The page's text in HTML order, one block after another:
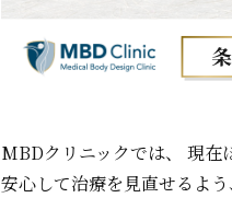
MBDクリニックでは、 現在
安心して治療を見直せるよう